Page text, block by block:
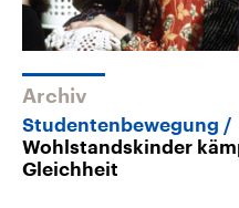
Archiv
Studentenbewegung
Wohlstandskinder
Gleichheit